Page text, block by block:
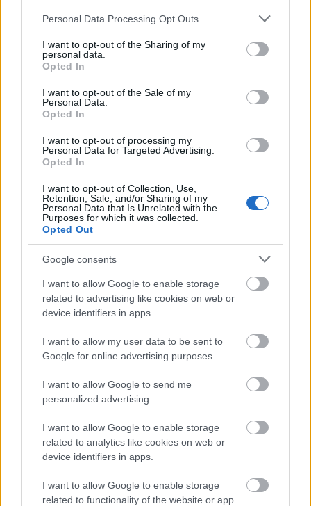
Please note that this website/app uses one or more Google
not limited to your visit or usage behaviour. You may click to
grant or deny consent to Google and its third-party tags to
use your data for below specified purposes in below Google
consent section.
Personal Data Processing Opt Outs
I want to opt-out of the Sharing of my
personal data.
Opted In
I want to opt-out of the Sale of my
Personal Data.
Opted In
I want to opt-out of processing my
Personal Data for Targeted Advertising.
Opted In
I want to opt-out of Collection, Use,
Retention, Sale, and/or Sharing of my
Personal Data that Is Unrelated with the
Purposes for which it was collected.
Opted Out
Google consents
I want to allow Google to enable storage
related to advertising like cookies on web or
device identifiers in apps.
I want to allow my user data to be sent to
Google for online advertising purposes.
I want to allow Google to send me
personalized advertising.
I want to allow Google to enable storage
related to analytics like cookies on web or
device identifiers in apps.
I want to allow Google to enable storage
related to functionality of the website or app.
Δείτε στην παρακάτω gallery: Tα 7
επενδύσεις τώρα